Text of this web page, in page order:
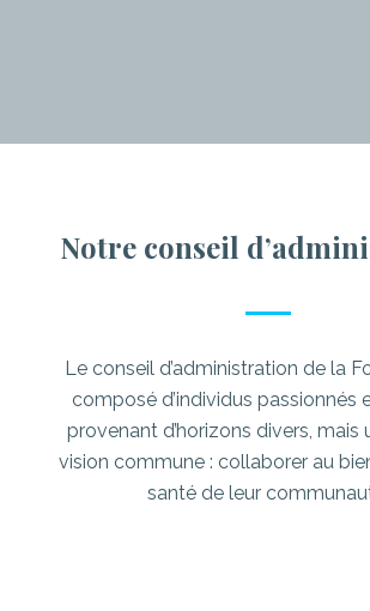
Notre conseil
Le conseil d’administration de la
composé d’individus passionnés
provenant d’horizons divers, mais
vision commune : collaborer au
santé de leur